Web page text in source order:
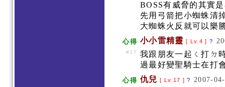
BOSS有威脅的其實
先用弓箭把小蜘蛛清
大蜘蛛火反就可以樂
心得 小小雷精靈 [ Lv.4 ]?
#17
我跟朋友一起ㄑ打ㄉ
過最好變聖騎士在打
心得 仇兒 [ Lv.17 ]? 2007-